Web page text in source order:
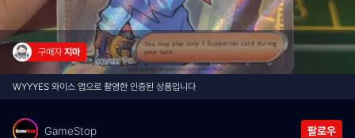
구매자 지마
WYYYES 와이스 앱으로 촬영한 인증된 상품입니다
GameStop 팔로우